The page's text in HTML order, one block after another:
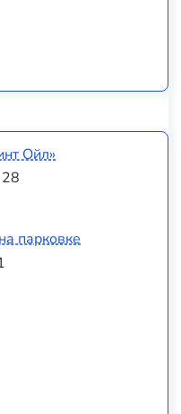
Ойл»
парковке